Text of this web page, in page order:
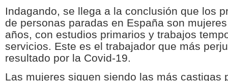
Indagando, se llega a la conclusión que los
de personas paradas en España son
años, con estudios primarios y trabajos
servicios. Este es el trabajador que más
resultado por la Covid-19.
Las mujeres siguen siendo las más castigas